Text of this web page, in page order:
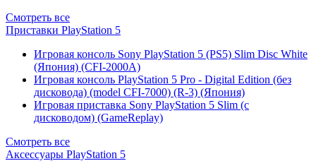
Смотреть все
Приставки PlayStation 5
Игровая консоль Sony PlayStation 5 (PS5) Slim Disc White
(Япония) (CFI-2000A)
Игровая консоль PlayStation 5 Pro - Digital Edition (без
дисковода) (model CFI-7000) (R-3) (Япония)
Игровая приставка Sony PlayStation 5 Slim (с
дисководом) (GameReplay)
Смотреть все
Аксессуары PlayStation 5